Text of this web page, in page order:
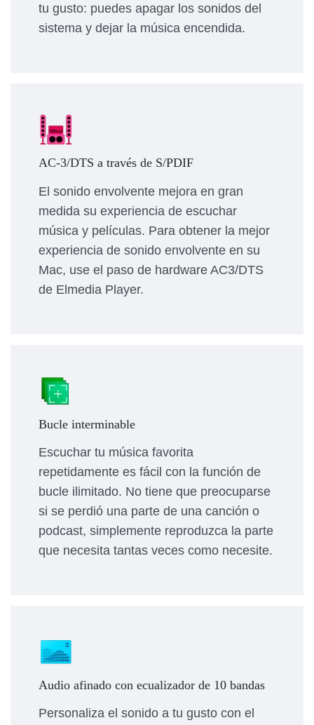
tu gusto: puedes apagar los sonidos del
sistema y dejar la música encendida.
AC-3/DTS a través de S/PDIF
El sonido envolvente mejora en gran
medida su experiencia de escuchar
música y películas. Para obtener la mejor
experiencia de sonido envolvente en su
Mac, use el paso de hardware AC3/DTS
de Elmedia Player.
Bucle interminable
Escuchar tu música favorita
repetidamente es fácil con la función de
bucle ilimitado. No tiene que preocuparse
si se perdió una parte de una canción o
podcast, simplemente reproduzca la parte
que necesita tantas veces como necesite.
Audio afinado con ecualizador de 10 bandas
Personaliza el sonido a tu gusto con el